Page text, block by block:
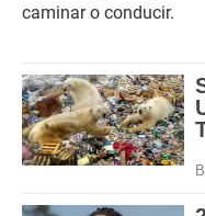
caminar o conducir.